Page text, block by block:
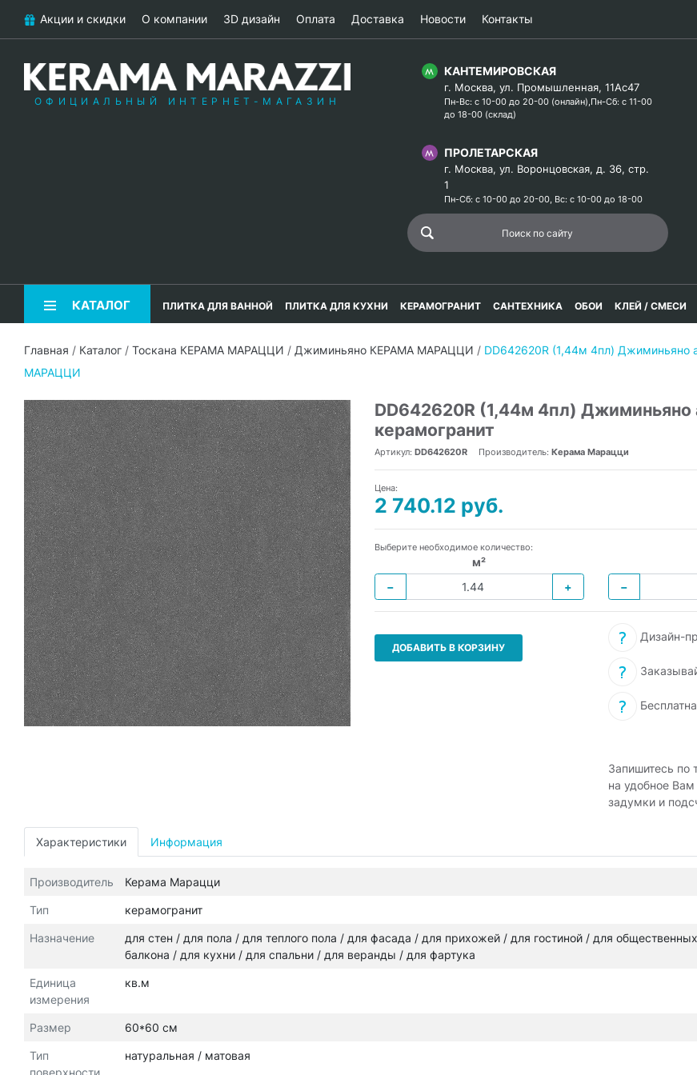
Акции и скидки О компании 3D дизайн Оплата Доставка Новости Контакты
ОФИЦИАЛЬНЫЙ ИНТЕРНЕТ-МАГАЗИН
КАНТЕМИРОВСКАЯ
г. Москва, ул. Промышленная, 11Ас47
Пн-Вс: с 10-00 до 20-00 (онлайн),Пн-Сб: с 11-00
до 18-00 (склад)
ПРОЛЕТАРСКАЯ
г. Москва, ул. Воронцовская, д. 36, стр.
1
Пн-Сб: с 10-00 до 20-00, Вс: с 10-00 до 18-00
КАТАЛОГ ПЛИТКА ДЛЯ ВАННОЙ ПЛИТКА ДЛЯ КУХНИ КЕРАМОГРАНИТ САНТЕХНИКА ОБОИ КЛЕЙ / СМЕСИ
Главная / Каталог / Тоскана КЕРАМА МАРАЦЦИ / Джиминьяно КЕРАМА МАРАЦЦИ / DD642620R (1,44м 4пл) Джиминьяно
МАРАЦЦИ
DD642620R (1,44м 4пл)
керамогранит
Артикул: DD642620R Производитель: Керама Марацци
Цена:
2 740.12 руб.
Выберите необходимое количество:
м²
−
+
−
ДОБАВИТЬ В КОРЗИНУ
Дизайн-
Запишитесь по
на удобное
задумки и
Характеристики Информация
Производитель Керама Марацци
Тип керамогранит
Назначение
для стен / для пола / для теплого пола / для фасада / для прихожей / для гостиной / для
балкона / для кухни / для спальни / для веранды / для фартука
Единица
измерения
кв.м
Размер 60*60 см
Тип
поверхности
натуральная / матовая